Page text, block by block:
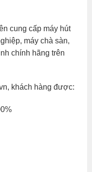
cung cấp máy hút
máy chà sàn,
chính hãng trên
khách hàng được: